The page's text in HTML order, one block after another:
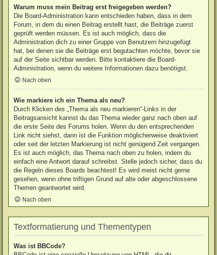
Warum muss mein Beitrag erst freigegeben werden?
Die Board-Administration kann entschieden haben, dass in dem
Forum, in dem du einen Beitrag erstellt hast, die Beiträge zuerst
geprüft werden müssen. Es ist auch möglich, dass die
Administration dich zu einer Gruppe von Benutzern hinzugefügt
hat, bei denen sie die Beiträge erst begutachten möchte, bevor sie
auf der Seite sichtbar werden. Bitte kontaktiere die Board-
Administration, wenn du weitere Informationen dazu benötigst.
Nach oben
Wie markiere ich ein Thema als neu?
Durch Klicken des „Thema als neu markieren“-Links in der
Beitragsansicht kannst du das Thema wieder ganz nach oben auf
die erste Seite des Forums holen. Wenn du den entsprechenden
Link nicht siehst, dann ist die Funktion möglicherweise deaktiviert
oder seit der letzten Markierung ist nicht genügend Zeit vergangen.
Es ist auch möglich, das Thema nach oben zu holen, indem du
einfach eine Antwort darauf schreibst. Stelle jedoch sicher, dass du
die Regeln dieses Boards beachtest! Es wird meist nicht gerne
gesehen, wenn ohne triftigen Grund auf alte oder abgeschlossene
Themen geantwortet wird.
Nach oben
Textformatierung und Thementypen
Was ist BBCode?